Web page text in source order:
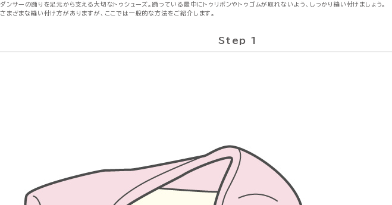
ダンサーの踊りを足元から支える大切なトゥシューズ。踊っている最中にトゥリボンやトゥゴムが取れないよう、しっかり縫い付けましょう。
さまざまな縫い付け方がありますが、ここでは一般的な方法をご紹介します。
Step 1